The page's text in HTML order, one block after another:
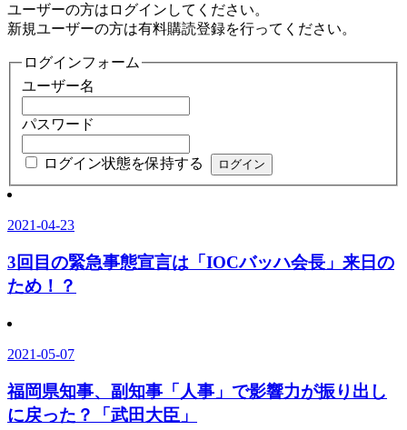
ユーザーの方はログインしてください。
新規ユーザーの方は有料購読登録を行ってください。
ログインフォーム
ユーザー名
パスワード
ログイン状態を保持する
2021-04-23
3回目の緊急事態宣言は「IOCバッハ会長」来日の
ため！？
2021-05-07
福岡県知事、副知事「人事」で影響力が振り出し
に戻った？「武田大臣」